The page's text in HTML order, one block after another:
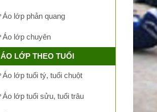
Áo lớp phản quang
Áo lớp chuyên
ÁO LỚP THEO TUỔI
Áo lớp tuổi tý, tuổi chuột
Áo lớp tuổi sửu, tuổi trâu